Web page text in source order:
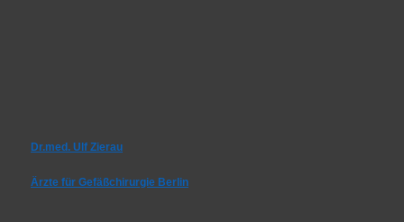
Dr.med. Ulf Zierau
Ärzte für Gefäßchirurgie Berlin